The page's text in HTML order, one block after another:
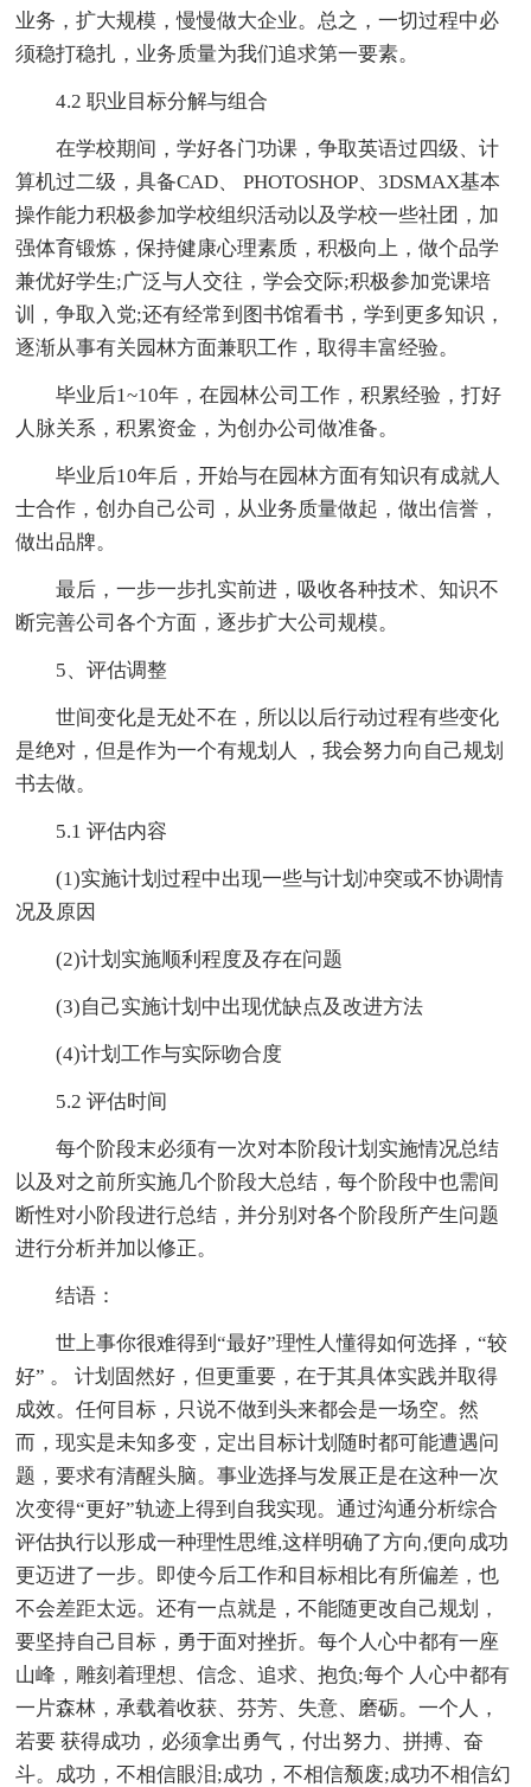
业务，扩大规模，慢慢做大企业。总之，一切过程中必
须稳打稳扎，业务质量为我们追求第一要素。
4.2 职业目标分解与组合
在学校期间，学好各门功课，争取英语过四级、计
算机过二级，具备CAD、 PHOTOSHOP、3DSMAX基本
操作能力积极参加学校组织活动以及学校一些社团，加
强体育锻炼，保持健康心理素质，积极向上，做个品学
兼优好学生;广泛与人交往，学会交际;积极参加党课培
训，争取入党;还有经常到图书馆看书，学到更多知识，
逐渐从事有关园林方面兼职工作，取得丰富经验。
毕业后1~10年，在园林公司工作，积累经验，打好
人脉关系，积累资金，为创办公司做准备。
毕业后10年后，开始与在园林方面有知识有成就人
士合作，创办自己公司，从业务质量做起，做出信誉，
做出品牌。
最后，一步一步扎实前进，吸收各种技术、知识不
断完善公司各个方面，逐步扩大公司规模。
5、评估调整
世间变化是无处不在，所以以后行动过程有些变化
是绝对，但是作为一个有规划人 ，我会努力向自己规划
书去做。
5.1 评估内容
(1)实施计划过程中出现一些与计划冲突或不协调情
况及原因
(2)计划实施顺利程度及存在问题
(3)自己实施计划中出现优缺点及改进方法
(4)计划工作与实际吻合度
5.2 评估时间
每个阶段末必须有一次对本阶段计划实施情况总结
以及对之前所实施几个阶段大总结，每个阶段中也需间
断性对小阶段进行总结，并分别对各个阶段所产生问题
进行分析并加以修正。
结语：
世上事你很难得到“最好”理性人懂得如何选择，“较
好” 。 计划固然好，但更重要，在于其具体实践并取得
成效。任何目标，只说不做到头来都会是一场空。然
而，现实是未知多变，定出目标计划随时都可能遭遇问
题，要求有清醒头脑。事业选择与发展正是在这种一次
次变得“更好”轨迹上得到自我实现。通过沟通分析综合
评估执行以形成一种理性思维,这样明确了方向,便向成功
更迈进了一步。即使今后工作和目标相比有所偏差，也
不会差距太远。还有一点就是，不能随更改自己规划，
要坚持自己目标，勇于面对挫折。每个人心中都有一座
山峰，雕刻着理想、信念、追求、抱负;每个 人心中都有
一片森林，承载着收获、芬芳、失意、磨砺。一个人，
若要 获得成功，必须拿出勇气，付出努力、拼搏、奋
斗。成功，不相信眼泪;成功，不相信颓废;成功不相信幻